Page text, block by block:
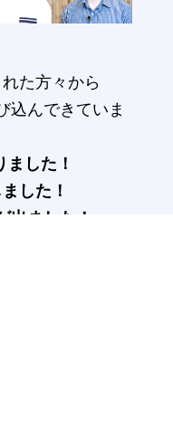
た方々から
込んできていま
ました！
した！
出ました！